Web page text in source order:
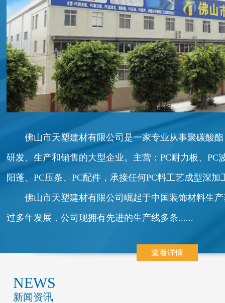
佛山市天塑建材有限公司是一家专业从事聚碳酸
研发、生产和销售的大型企业。主营：PC耐力板、PC
阳蓬、PC压条、PC配件，承接任何PC料工艺成型深加
佛山市天塑建材有限公司崛起于中国装饰材料生
过多年发展，公司现拥有先进的生产线多条......
查看详情
NEWS
新闻资讯